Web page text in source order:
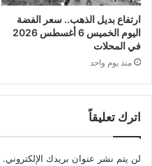
ارتفاع بديل الذهب.. سعر الفضة
اليوم الخميس 6 أغسطس 2026
في المحلات
منذ يوم واحد
اترك تعليقاً
لن يتم نشر عنوان بريدك الإلكتروني.